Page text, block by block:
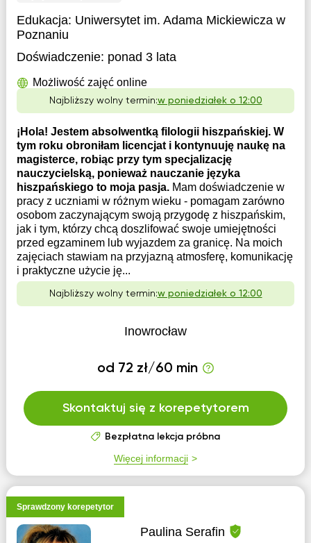
Edukacja: Uniwersytet im. Adama Mickiewicza w
Poznaniu
Doświadczenie: ponad 3 lata
Możliwość zajęć online
Najbliższy wolny termin:w poniedziałek o 12:00
¡Hola! Jestem absolwentką filologii hiszpańskiej. W
tym roku obroniłam licencjat i kontynuuję naukę na
magisterce, robiąc przy tym specjalizację
nauczycielską, ponieważ nauczanie języka
hiszpańskiego to moja pasja. Mam doświadczenie w
pracy z uczniami w różnym wieku - pomagam zarówno
osobom zaczynającym swoją przygodę z hiszpańskim,
jak i tym, którzy chcą doszlifować swoje umiejętności
przed egzaminem lub wyjazdem za granicę. Na moich
zajęciach stawiam na przyjazną atmosferę, komunikację
i praktyczne użycie ję...
Najbliższy wolny termin:w poniedziałek o 12:00
Inowrocław
od 72 zł/60 min
Skontaktuj się z korepetytorem
Bezpłatna lekcja próbna
Więcej informacji
Sprawdzony korepetytor
Paulina Serafin